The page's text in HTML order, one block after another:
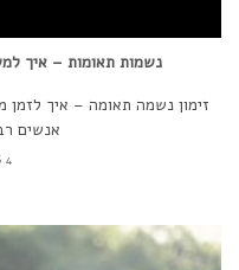
נשמות תאומות – איך
זימון נשמה תאומה – איך
אנשים
4 COMMENTS